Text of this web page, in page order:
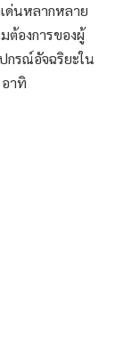
ด่นหลากหลาย
ต้องการของผู้
กรณ์อัจฉริยะใน
าทิ